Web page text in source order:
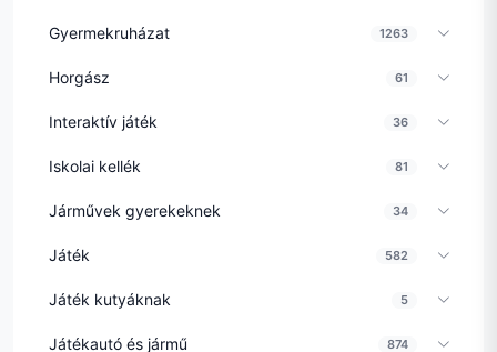
Gyermekruházat 1263
Horgász 61
Interaktív játék 36
Iskolai kellék 81
Járművek gyerekeknek 34
Játék 582
Játék kutyáknak 5
Játékautó és jármű 874